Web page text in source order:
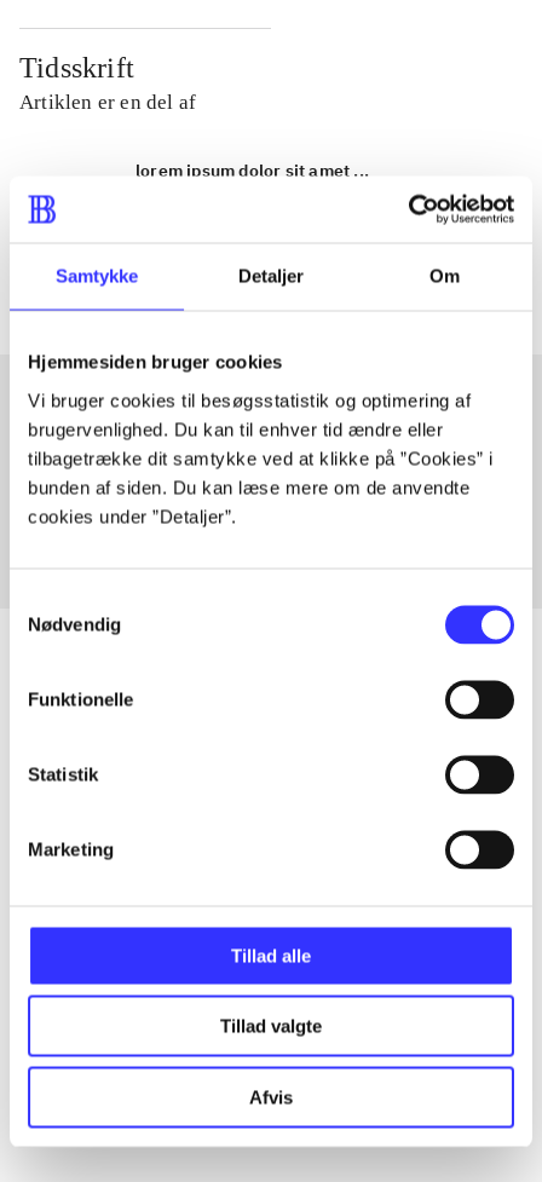
Samtykke Detaljer Om
Hjemmesiden bruger cookies
Vi bruger cookies til besøgsstatistik og optimering af
brugervenlighed. Du kan til enhver tid ændre eller
tilbagetrække dit samtykke ved at klikke på ”Cookies” i
bunden af siden. Du kan læse mere om de anvendte
cookies under ”Detaljer”.
Nødvendig
Funktionelle
Statistik
Marketing
Tillad alle
Tillad valgte
Afvis
Tidsskrift
Artiklen er en del af
lorem ipsum dolor sit amet ...
Artikler med samme emner
Fra
...
...